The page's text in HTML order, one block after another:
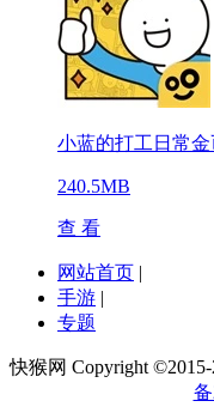
小蓝的打工日常
240.5MB
查 看
网站首页 |
手游 |
专题
快猴网 Copyright ©2015-